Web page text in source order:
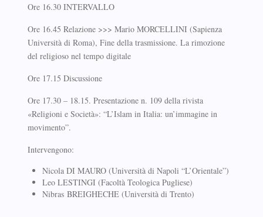
Ore 16.30 INTERVALLO
Ore 16.45 Relazione >>> Mario MORCELLINI (Sapienza
Università di Roma), Fine della trasmissione. La rimozione
del religioso nel tempo digitale
Ore 17.15 Discussione
Ore 17.30 – 18.15. Presentazione n. 109 della rivista
«Religioni e Società»: “L’Islam in Italia: un’immagine in
movimento”.
Intervengono:
Nicola DI MAURO (Università di Napoli “L’Orientale”)
Leo LESTINGI (Facoltà Teologica Pugliese)
Nibras BREIGHECHE (Università di Trento)